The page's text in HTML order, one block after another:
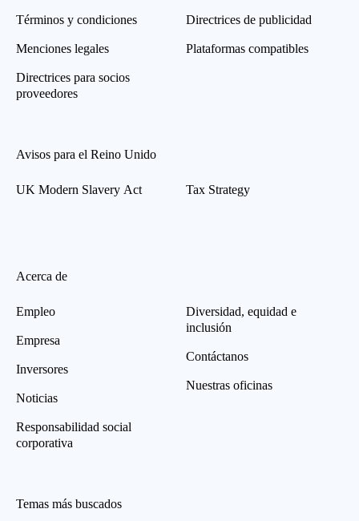
Términos y condiciones
Menciones legales
Directrices para socios
proveedores
Directrices de publicidad
Plataformas compatibles
Avisos para el Reino Unido
UK Modern Slavery Act Tax Strategy
Acerca de
Empleo
Empresa
Inversores
Noticias
Responsabilidad social
corporativa
Diversidad, equidad e
inclusión
Contáctanos
Nuestras oficinas
Temas más buscados